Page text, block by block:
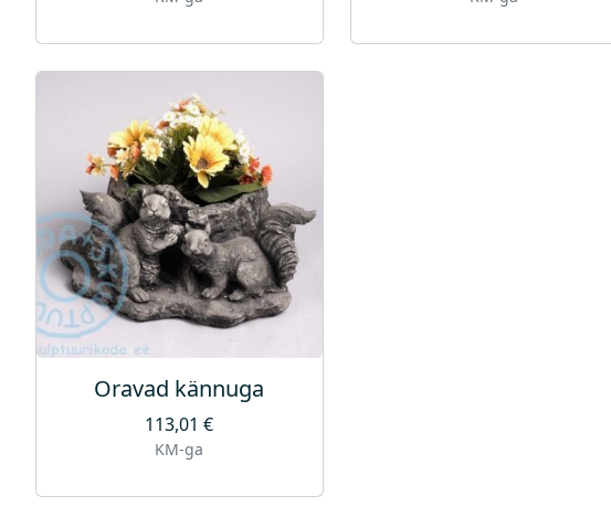
Oravad kännuga
113,01€
KM-ga